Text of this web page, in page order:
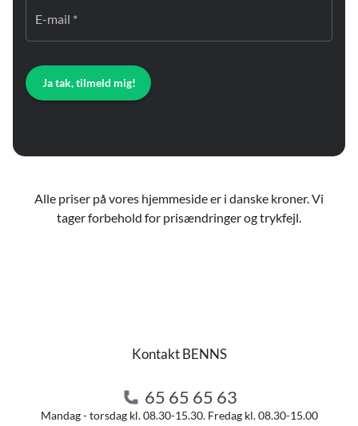
E-mail *
Ja tak, tilmeld mig!
Alle priser på vores hjemmeside er i danske kroner. Vi
tager forbehold for prisændringer og trykfejl.
Kontakt BENNS
65 65 65 63
Mandag - torsdag kl. 08.30-15.30. Fredag kl. 08.30-15.00